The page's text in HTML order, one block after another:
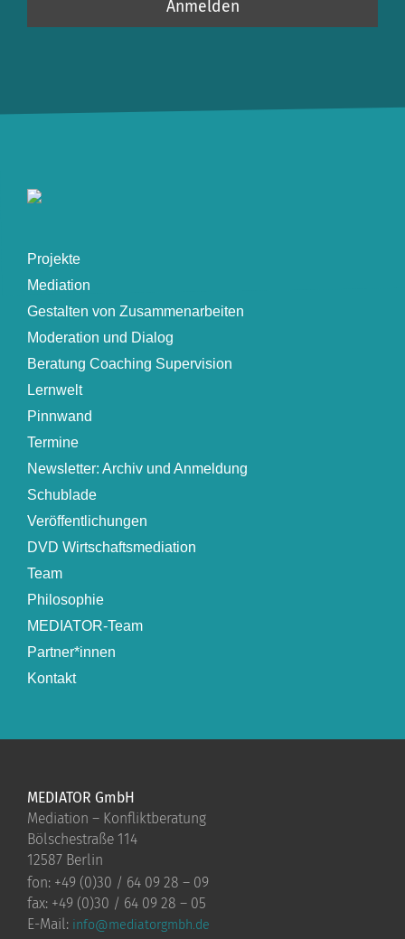
Projekte
Mediation
Gestalten von Zusammenarbeiten
Moderation und Dialog
Beratung Coaching Supervision
Lernwelt
Pinnwand
Termine
Newsletter: Archiv und Anmeldung
Schublade
Veröffentlichungen
DVD Wirtschaftsmediation
Team
Philosophie
MEDIATOR-Team
Partner*innen
Kontakt
MEDIATOR GmbH
Mediation – Konfliktberatung
Bölschestraße 114
12587 Berlin
fon: +49 (0)30 / 64 09 28 – 09
fax: +49 (0)30 / 64 09 28 – 05
E-Mail: info@mediatorgmbh.de